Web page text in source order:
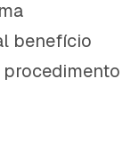
benefício